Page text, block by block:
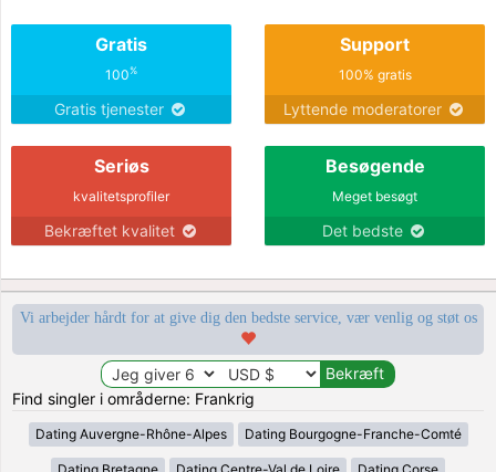
Gratis
100%
Gratis tjenester
Support
100% gratis
Lyttende moderatorer
Seriøs
kvalitetsprofiler
Bekræftet kvalitet
Besøgende
Meget besøgt
Det bedste
Vi arbejder hårdt for at give dig den bedste service, vær venlig og støt os
Find singler i områderne: Frankrig
Dating Auvergne-Rhône-Alpes Dating Bourgogne-Franche-Comté